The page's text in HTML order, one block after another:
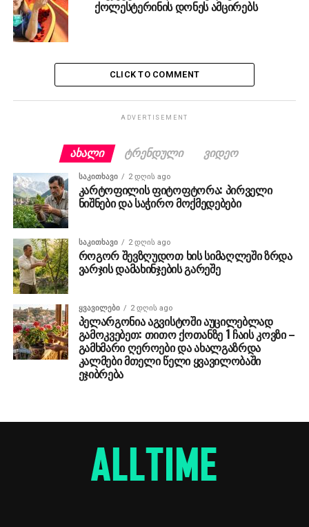
ქოლესტერინის დონეს ამცირებს
CLICK TO COMMENT
ADVERTISEMENT
ᲐᲮᲐᲚᲘ ᲢᲠᲔᲜᲓᲣᲚᲘ ᲕᲘᲓᲔᲝ
ᲡᲐᲙᲘᲗᲮᲐᲕᲘ 2 დღის ago
კარტოფილის ფიტოფტორა: პირველი
ნიშნები და საჭირო მოქმედებები
ᲡᲐᲙᲘᲗᲮᲐᲕᲘ 2 დღის ago
როგორ შევზღუდოთ ხის სიმაღლეში ზრდა
ვარჯის დამახინჯების გარეშე
ᲧᲕᲐᲕᲘᲚᲔᲑᲘ 2 დღის ago
პელარგონია აგვისტოში აუცილებლად
გამოკვებეთ: თითო ქოთანზე 1 ჩაის კოვზი –
გამხმარი ღეროები და ახალგაზრდა
კალმები მთელი წელი ყვავილობაში
ეჯიბრება